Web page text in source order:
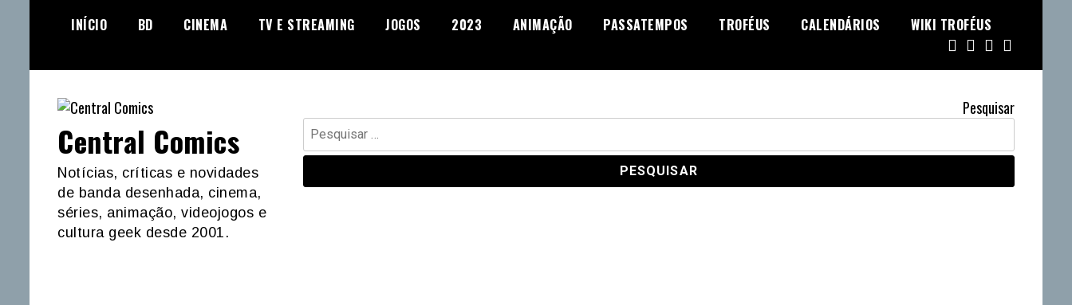
INÍCIO BD CINEMA TV E STREAMING JOGOS 2023 ANIMAÇÃO PASSATEMPOS TROFÉUS CALENDÁRIOS WIKI TROFÉUS
Pesquisar
Pesquisar
por:
Central Comics
Notícias, críticas e novidades
de banda desenhada, cinema,
séries, animação, videojogos e
cultura geek desde 2001.